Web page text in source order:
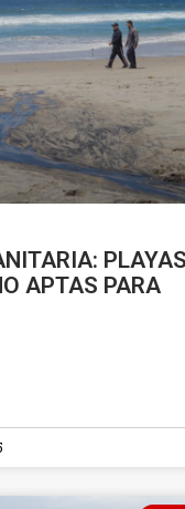
APTAS PARA